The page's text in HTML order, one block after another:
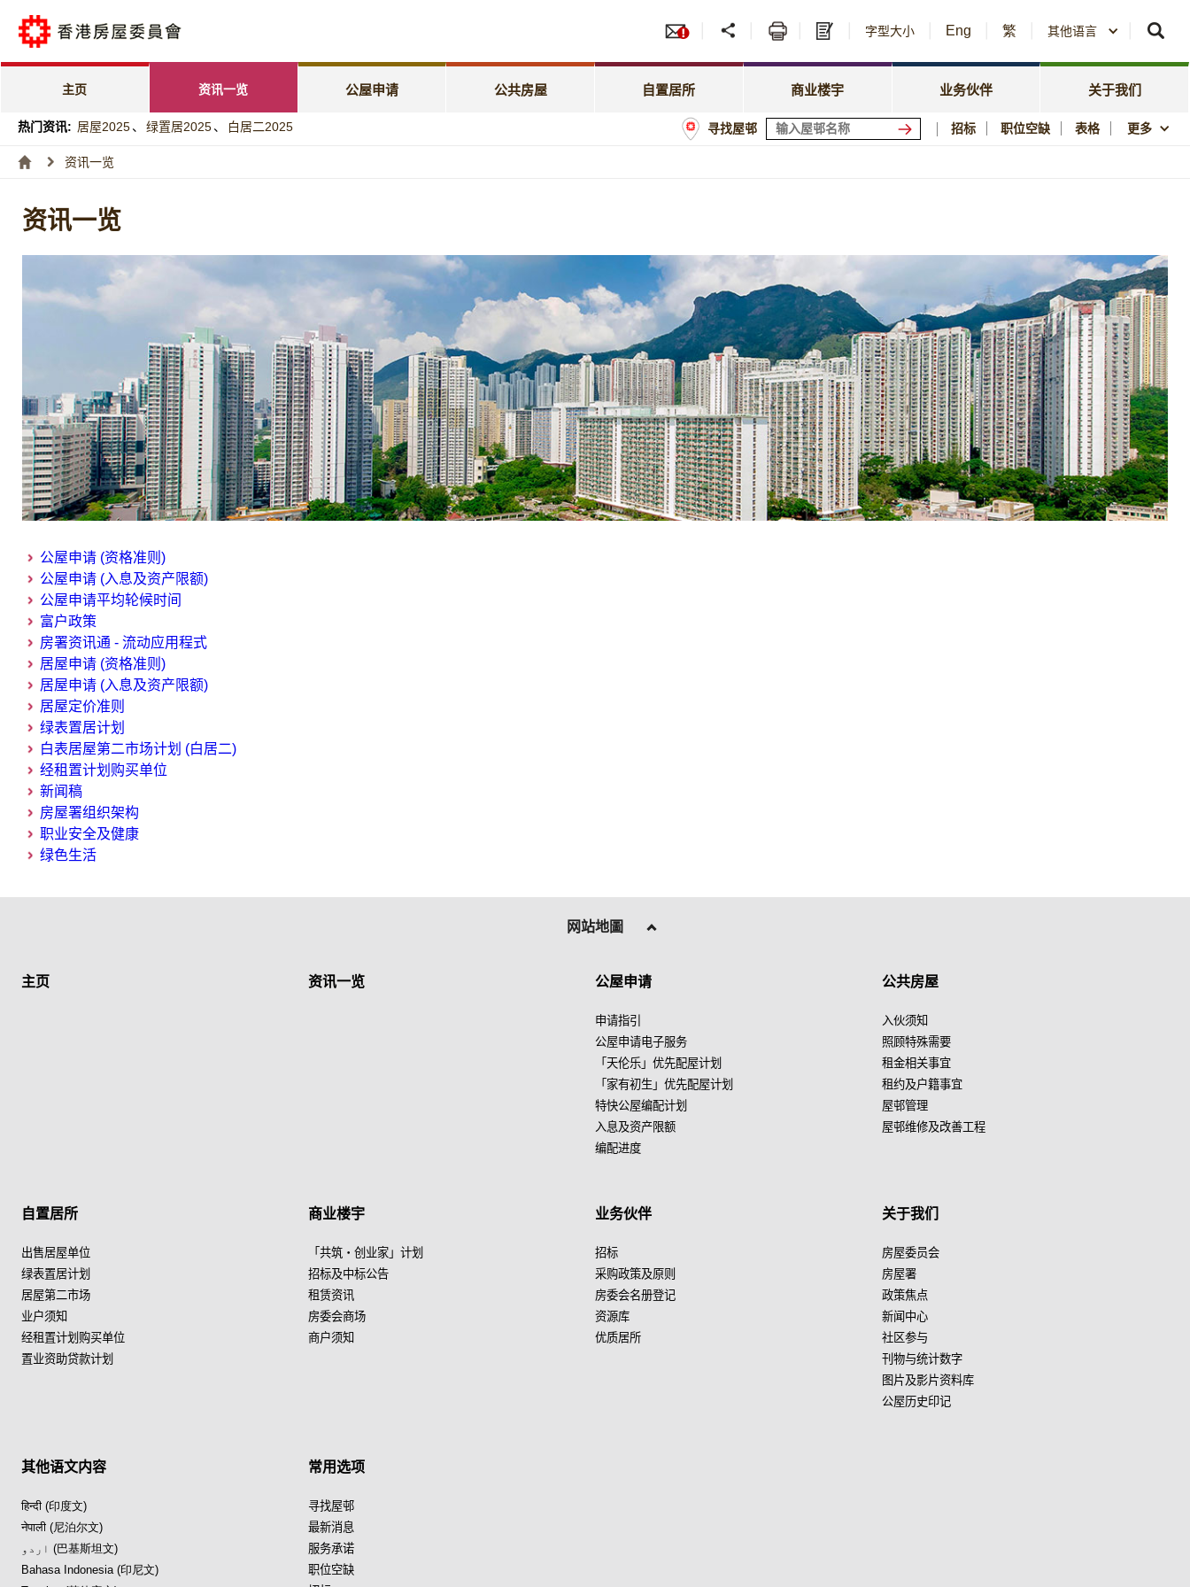
字型大小 Eng 繁 其他语言
主页 资讯一览 公屋申请
「天伦乐」优先配屋计划
公共房屋
租金相关事宜 自置居所
绿表置居计划
居屋第二市场 商业楼宇
招标及中标公告
房委会商场
业务伙伴
房委会名册登记
资源库
优质居所
关于我们
新闻中心
社区参与
公屋历史印记
热门资讯: 居屋2025、 绿置居2025、 白居二2025 寻找屋邨 招标 职位空缺 表格 更多
资讯一览
资讯一览
公屋申请 (资格准则)
公屋申请 (入息及资产限额)
公屋申请平均轮候时间
富户政策
房署资讯通 - 流动应用程式
居屋申请 (资格准则)
居屋申请 (入息及资产限额)
居屋定价准则
绿表置居计划
白表居屋第二市场计划 (白居二)
经租置计划购买单位
新闻稿
房屋署组织架构
职业安全及健康
绿色生活
网站地圖
主页 资讯一览 公屋申请
申请指引
公屋申请电子服务
「天伦乐」优先配屋计划
「家有初生」优先配屋计划
特快公屋编配计划
入息及资产限额
编配进度
公共房屋
入伙须知
照顾特殊需要
租金相关事宜
租约及户籍事宜
屋邨管理
屋邨维修及改善工程
自置居所
出售居屋单位
绿表置居计划
居屋第二市场
业户须知
经租置计划购买单位
置业资助贷款计划
商业楼宇
「共筑・创业家」计划
招标及中标公告
租赁资讯
房委会商场
商户须知
业务伙伴
招标
采购政策及原则
房委会名册登记
资源库
优质居所
关于我们
房屋委员会
房屋署
政策焦点
新闻中心
社区参与
刊物与统计数字
图片及影片资料库
公屋历史印记
其他语文内容
हिन्दी (印度文)
नेपाली (尼泊尔文)
اردو (巴基斯坦文)
Bahasa Indonesia (印尼文)
常用选项
寻找屋邨
最新消息
服务承诺
职位空缺